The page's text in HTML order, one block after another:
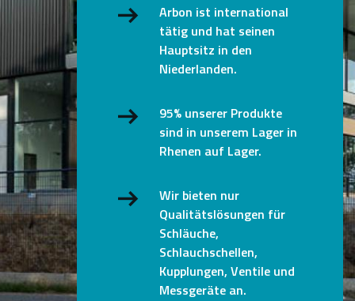
Arbon ist international
tätig und hat seinen
Hauptsitz in den
Niederlanden.
95% unserer Produkte
sind in unserem Lager in
Rhenen auf Lager.
Wir bieten nur
Qualitätslösungen für
Schläuche,
Schlauchschellen,
Kupplungen, Ventile und
Messgeräte an.